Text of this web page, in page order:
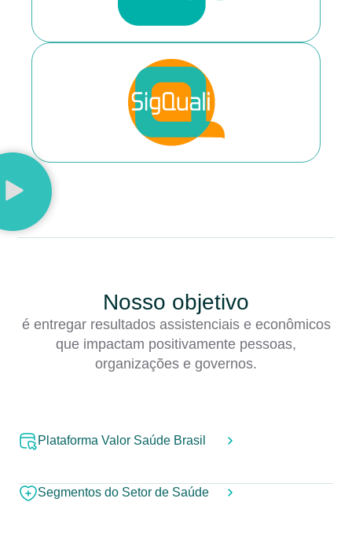
Nosso objetivo
é entregar resultados assistenciais e econômicos
que impactam positivamente pessoas,
organizações e governos.
Plataforma Valor Saúde Brasil
Segmentos do Setor de Saúde